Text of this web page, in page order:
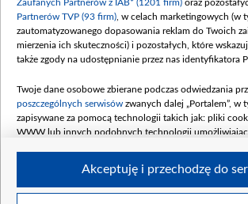
(wpłata grudzień 60,548 mln)
Dofinansowanie 900 000 000,00 PLN
Data podpisania umowy: LUTY 2026
kwiecień 180 mln, 7 maja 180 mln, 8
czerwca 90 mln)
Dofinansowanie 250 000 000,00 PLN
4 sierpnia 250 mln
Zaufanych Partnerów z IAB* (1201 firm) oraz
Partnerów TVP (93 firm) , w celach marketingowych (w
zautomatyzowanego dopasowania reklam do Twoich
mierzenia ich skuteczności) i pozostałych, które
także zgody na udostępnianie przez nas identyfikatora
Twoje dane osobowe zbierane podczas odwiedzania
poszczególnych serwisów zwanych dalej „Portalem”, w
zapisywane za pomocą technologii takich jak: pliki
WWW lub innych podobnych technologii
Akceptuję i przechodzę do